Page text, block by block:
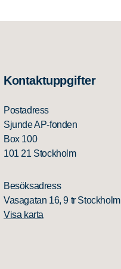
Kontaktuppgifter
Postadress
Sjunde AP-fonden
Box 100
101 21 Stockholm
Besöksadress
Vasagatan 16, 9 tr Stockholm
Visa karta